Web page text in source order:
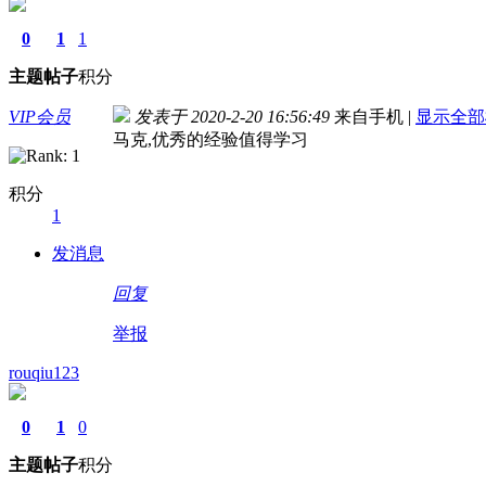
0
主题
1
帖子
1
积分
VIP会员
积分
1
发消息
发表于 2020-2-20 16:56:49 来自手机 | 显示全
马克,优秀的经验值得学习
回复
举报
rouqiu123
0
主题
1
帖子
0
积分